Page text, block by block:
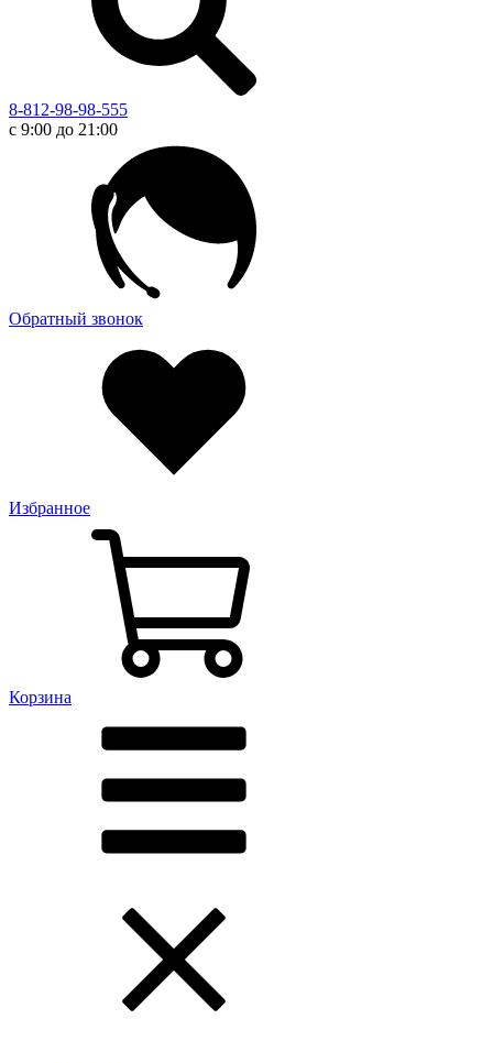
8-812-98-98-555
с 9:00 до 21:00
Обратный звонок
Избранное
Корзина